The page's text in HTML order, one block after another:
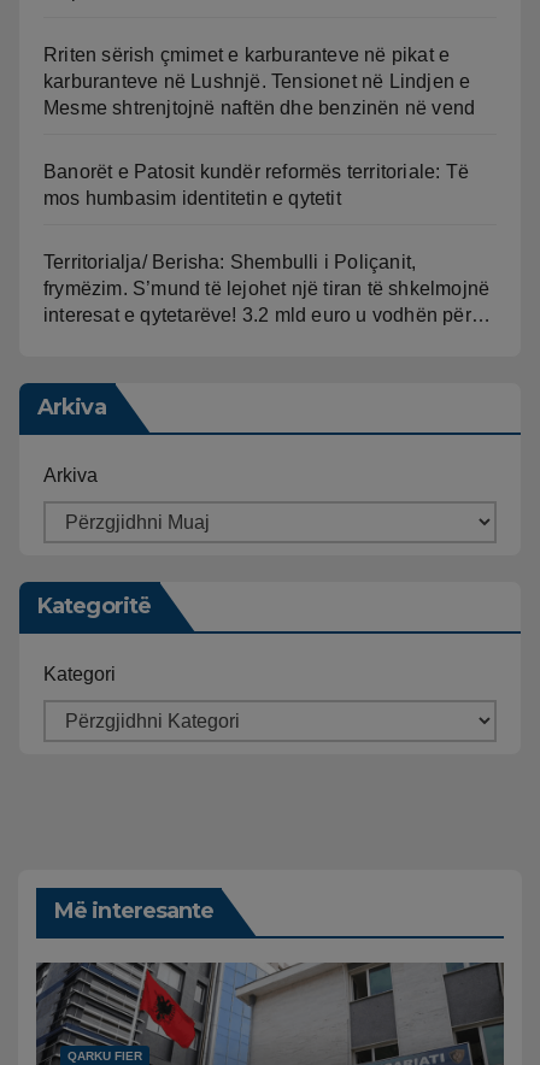
Rriten sërish çmimet e karburanteve në pikat e
karburanteve në Lushnjë. Tensionet në Lindjen e
Mesme shtrenjtojnë naftën dhe benzinën në vend
Banorët e Patosit kundër reformës territoriale: Të
mos humbasim identitetin e qytetit
Territorialja/ Berisha: Shembulli i Poliçanit,
frymëzim. S’mund të lejohet një tiran të shkelmojnë
interesat e qytetarëve! 3.2 mld euro u vodhën për…
Arkiva
Arkiva
Kategoritë
Kategori
Më interesante
QARKU FIER